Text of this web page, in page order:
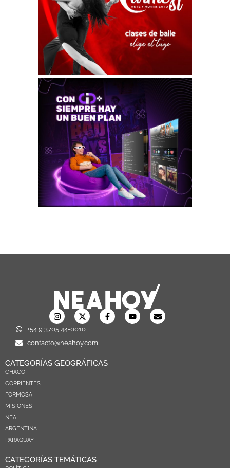
+54 9 3705 44-0010
contacto@neahoy.com
CATEGORÍAS GEOGRÁFICAS
CHACO
CORRIENTES
FORMOSA
MISIONES
NEA
ARGENTINA
PARAGUAY
CATEGORÍAS TEMÁTICAS